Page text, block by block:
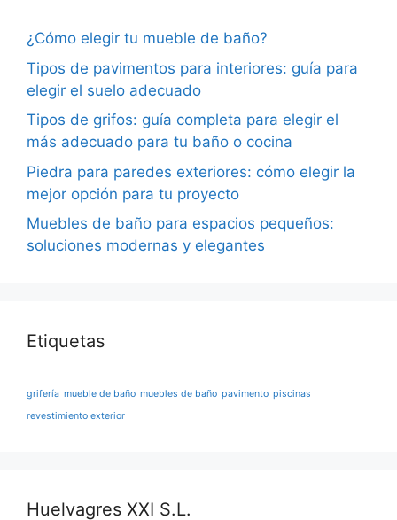
¿Cómo elegir tu mueble de baño?
Tipos de pavimentos para interiores: guía para
elegir el suelo adecuado
Tipos de grifos: guía completa para elegir el
más adecuado para tu baño o cocina
Piedra para paredes exteriores: cómo elegir la
mejor opción para tu proyecto
Muebles de baño para espacios pequeños:
soluciones modernas y elegantes
Etiquetas
grifería mueble de baño muebles de baño pavimento piscinas
revestimiento exterior
Huelvagres XXI S.L.